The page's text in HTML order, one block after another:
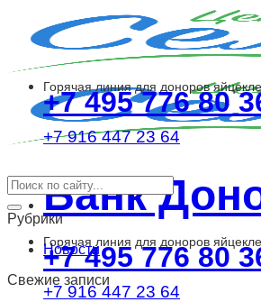
content
Банк
Горячая линия для доноров
+7 495 776 80
+7 916 447 23 64
Горячая линия для доноров
+7 495 776 80
+7 916 447 23 64
Рубрики
Новости
Свежие записи